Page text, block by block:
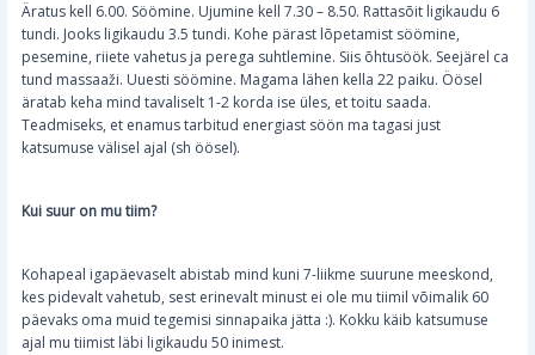
Äratus kell 6.00. Söömine. Ujumine kell 7.30 – 8.50. Rattasõit ligikaudu 6
tundi. Jooks ligikaudu 3.5 tundi. Kohe pärast lõpetamist söömine,
pesemine, riiete vahetus ja perega suhtlemine. Siis õhtusöök. Seejärel ca
tund massaaži. Uuesti söömine. Magama lähen kella 22 paiku. Öösel
äratab keha mind tavaliselt 1-2 korda ise üles, et toitu saada.
Teadmiseks, et enamus tarbitud energiast söön ma tagasi just
katsumuse välisel ajal (sh öösel).
Kui suur on mu tiim?
Kohapeal igapäevaselt abistab mind kuni 7-liikme suurune meeskond,
kes pidevalt vahetub, sest erinevalt minust ei ole mu tiimil võimalik 60
päevaks oma muid tegemisi sinnapaika jätta :). Kokku käib katsumuse
ajal mu tiimist läbi ligikaudu 50 inimest.